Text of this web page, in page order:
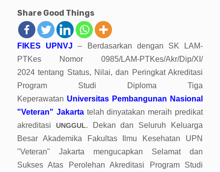
Share Good Things
FIKES UPNVJ – Berdasarkan dengan SK LAM-
PTKes Nomor 0985/LAM-PTKes/Akr/Dip/XI/
2024 tentang Status, Nilai, dan Peringkat Akreditasi
Program Studi Diploma Tiga
Keperawatan Universitas Pembangunan Nasional
"Veteran" Jakartatelah dinyatakan meraih predikat
akreditasi UNGGUL. Dekan dan Seluruh Keluarga
Besar Akademika Fakultas Ilmu Kesehatan UPN
"Veteran" Jakarta mengucapkan Selamat dan
Sukses Atas Perolehan Akreditasi Program Studi